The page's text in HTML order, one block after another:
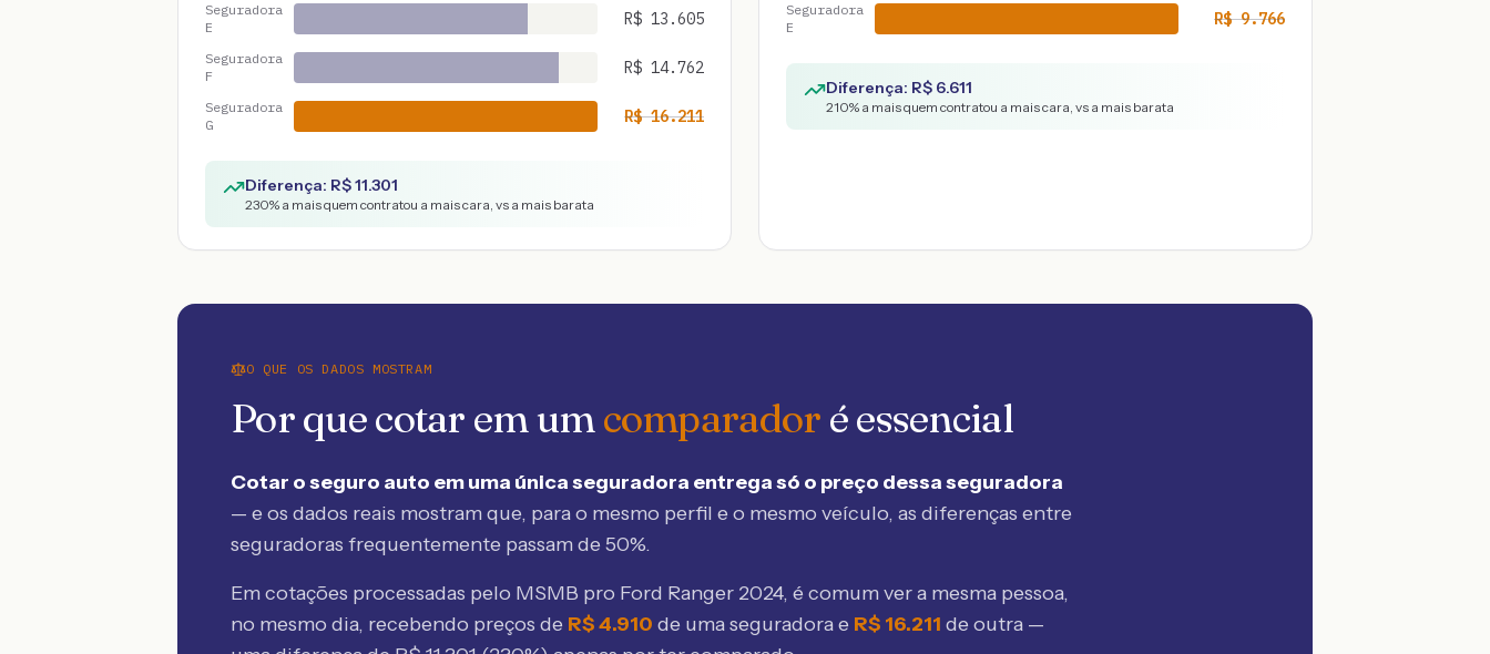
Seguradora
E
R$ 13.605
Seguradora
F
R$ 14.762
Seguradora
G
R$16.211
Diferença: R$11.301
230% a mais quem contratou a mais cara, vs a mais barata
Seguradora
E
R$9.766
Diferença: R$ 6.611
210% a mais quem contratou a mais cara, vs a mais barata
O QUE OS DADOS MOSTRAM
Por que cotar em umcomparador é essencial
Cotar o seguro auto em uma única seguradora entrega só o preço dessa seguradora
— e os dados reais mostram que, para o mesmo perfil e o mesmo veículo, as diferenças entre
seguradoras frequentemente passam de 50%.
Em cotações processadas pelo MSMB pro Ford Ranger 2024, é comum ver a mesma pessoa,
no mesmo dia, recebendo preços de R$4.910 de uma seguradora e R$ 16.211 de outra —